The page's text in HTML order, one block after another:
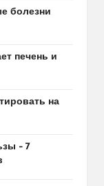
болезни
печень и
на
– 7